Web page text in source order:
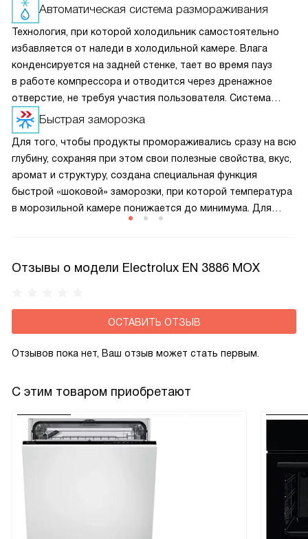
Автоматическая система размораживания
Технология, при которой холодильник самостоятельно
избавляется от наледи в холодильной камере. Влага
конденсируется на задней стенке, тает во время пауз
в работе компрессора и отводится через дренажное
отверстие, не требуя участия пользователя. Система
избавляет от необходимости частой ручной разморозки.
Быстрая заморозка
Для того, чтобы продукты промораживались сразу на всю
глубину, сохраняя при этом свои полезные свойства, вкус,
аромат и структуру, создана специальная функция
быстрой «шоковой» заморозки, при которой температура
в морозильной камере понижается до минимума. Для
Отзывы о модели Electrolux EN 3886 MOX
ОСТАВИТЬ ОТЗЫВ
Отзывов пока нет, Ваш отзыв может стать первым.
С этим товаром приобретают